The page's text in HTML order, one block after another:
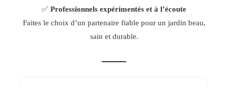
✅ Professionnels expérimentés et à l’écoute
Faites le choix d’un partenaire fiable pour un jardin beau,
sain et durable.